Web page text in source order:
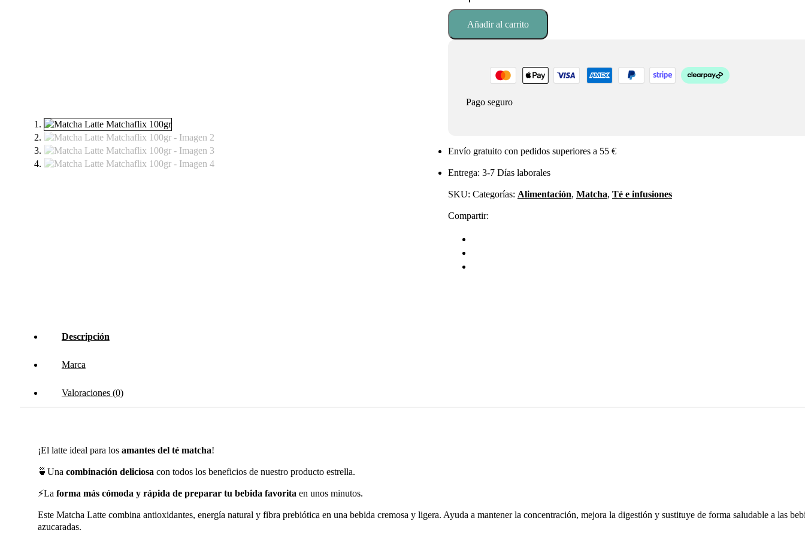
19,95 €.
Matchaflix
100gr
cantidadAñadir al carrito
Pago seguro
Envío gratuito con pedidos superiores a 55 €
Entrega: 3-7 Días laborales
SKU: Categorías: Alimentación, Matcha, Té e infusiones
Compartir:
Descripción
Marca
Valoraciones (0)
¡El latte ideal para los amantes del té matcha!
🍵Una combinación deliciosa con todos los beneficios de nuestro producto estrella.
⚡La forma más cómoda y rápida de preparar tu bebida favorita en unos minutos.
Este Matcha Latte combina antioxidantes, energía natural y fibra prebiótica en una bebida cremosa y ligera. Ayuda a mantener la concentración, mejora la digestión y sustituye de forma saludable a las
azucaradas.